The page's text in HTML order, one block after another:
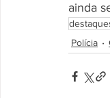
ainda
Polícia